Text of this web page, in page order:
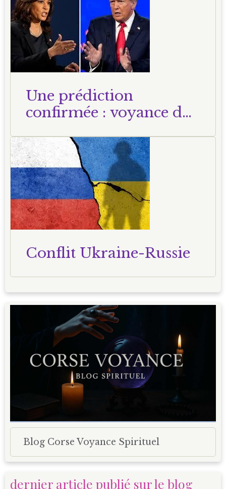
Une prédiction
confirmée : voyance du
Conflit Ukraine-Russie
Blog Corse Voyance Spirituel
dernier article publié sur le blog